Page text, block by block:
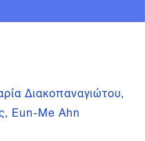
Διακοπαναγιώτου,
Eun-Me Ahn